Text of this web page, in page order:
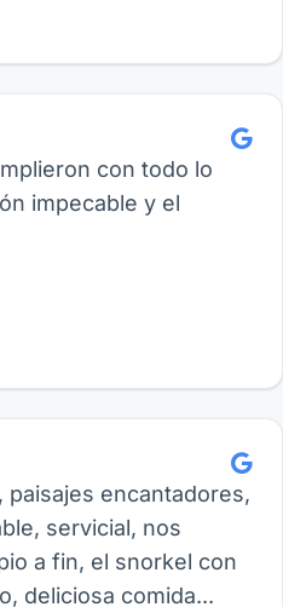
amigos, parejas o
con todo lo
impecable y el
paisajes encantadores,
servicial, nos
a fin, el snorkel con
deliciosa comida...